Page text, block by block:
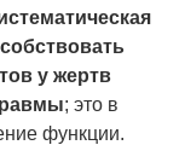
ов у жертв
; это в
функции.